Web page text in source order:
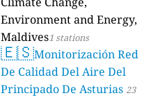
Environment and Energy,
Maldives1 stations
🇪🇸Monitorización Red
De Calidad Del Aire Del
Principado De Asturias 23